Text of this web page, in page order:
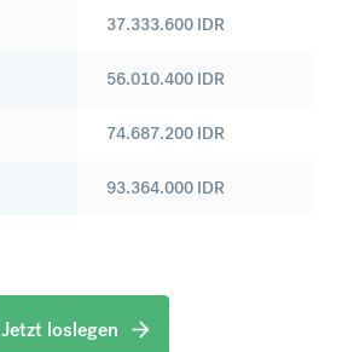
37.333.600 IDR
56.010.400 IDR
74.687.200 IDR
93.364.000 IDR
Jetzt loslegen